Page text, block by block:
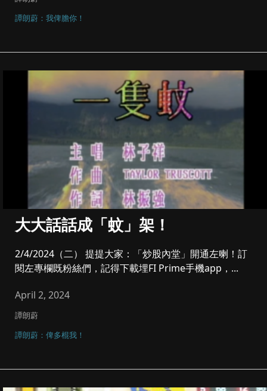
譚朗蔚：我俾膽你！
大大話話成「蚊」架！
2/4/2024（二） 提提大家：「炒股內堂」開通左喇！訂
閱左專欄既粉絲們，記得下載埋FI Prime手機app，...
April 2, 2024
譚朗蔚
譚朗蔚：俾多棍我！